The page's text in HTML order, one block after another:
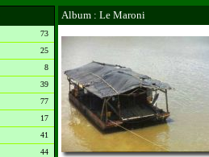
73
25
8
39
77
17
41
44
Album : Le Maroni